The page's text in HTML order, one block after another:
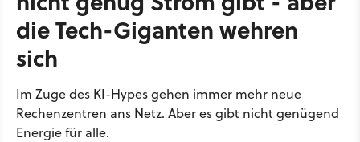
die Tech-Giganten wehren
sich
Im Zuge des KI-Hypes gehen immer mehr neue
Rechenzentren ans Netz. Aber es gibt nicht genügend
Energie für alle.